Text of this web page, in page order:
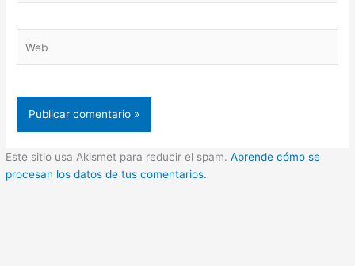
Este sitio usa Akismet para reducir el spam.Aprende cómo se
procesan los datos de tus comentarios.